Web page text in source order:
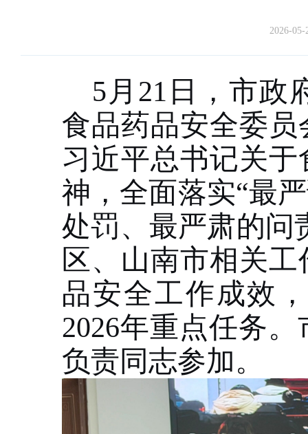
2026-05-
5月21日，市政
食品药品安全委
习近平总书记关
神，全面落实“最
处罚、最严肃的问
区、山南市相关
品安全工作成效
2026年重点任务
负责同志参加。